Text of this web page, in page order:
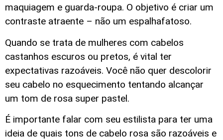
maquiagem e guarda-roupa. O objetivo é criar um
contraste atraente – não um espalhafatoso.
Quando se trata de mulheres com cabelos
castanhos escuros ou pretos, é vital ter
expectativas razoáveis. Você não quer descolorir
seu cabelo no esquecimento tentando alcançar
um tom de rosa super pastel.
É importante falar com seu estilista para ter uma
ideia de quais tons de cabelo rosa são razoáveis e